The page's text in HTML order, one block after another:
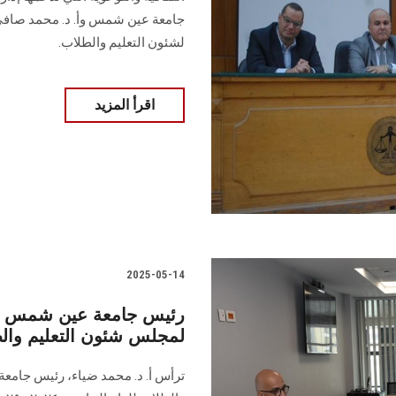
جامعة عين شمس وأ. د. محمد صافي،
لشئون التعليم والطلاب.
اقرأ المزيد
2025-05-14
لمجلس شئون التعليم
ترأس أ. د. محمد ضياء، رئيس